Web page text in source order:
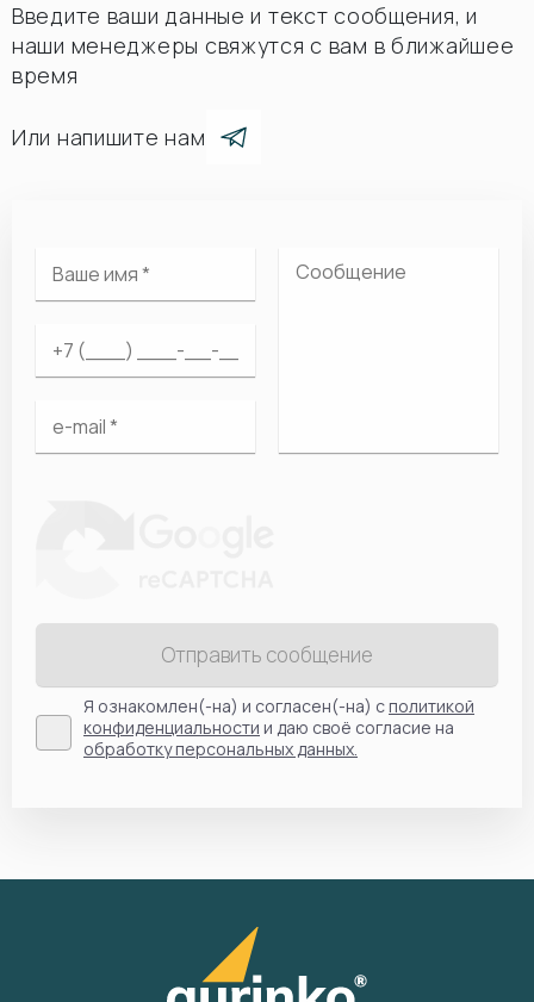
Введите ваши данные и текст сообщения, и
наши менеджеры свяжутся с вам в ближайшее
время
Или напишите нам
Отправить сообщение
Я ознакомлен(-на) и согласен(-на) сполитикой
конфиденциальности и даю своё согласие на
обработку персональных данных.